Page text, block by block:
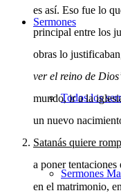
Sermones
Todos los
Sermones
es así. Eso fue lo
principal entre los
obras lo
ver el reino de
mundo, ir a la
un nuevo
Satanás quiere
a poner
en el matrimonio,